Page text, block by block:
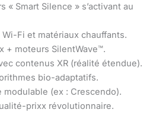
« Smart Silence » s’activant au
Fi et matériaux chauffants.
+ moteurs SilentWave™.
contenus XR (réalité étendue).
bio-adaptatifs.
modulable (ex : Crescendo).
prixx révolutionnaire.